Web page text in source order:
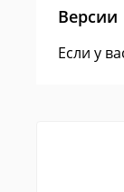
Версии
Если у